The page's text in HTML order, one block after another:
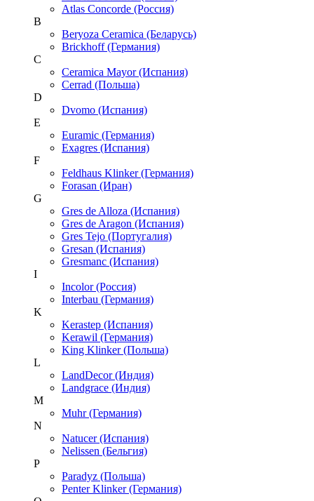
Atlas Concorde (Россия)
B
Beryoza Ceramica (Беларусь)
Brickhoff (Германия)
C
Ceramica Mayor (Испания)
Cerrad (Польша)
D
Dvomo (Испания)
E
Euramic (Германия)
Exagres (Испания)
F
Feldhaus Klinker (Германия)
Forasan (Иран)
G
Gres de Alloza (Испания)
Gres de Aragon (Испания)
Gres Tejo (Португалия)
Gresan (Испания)
Gresmanc (Испания)
I
Incolor (Россия)
Interbau (Германия)
K
Kerastep (Испания)
Kerawil (Германия)
King Klinker (Польша)
L
LandDecor (Индия)
Landgrace (Индия)
M
Muhr (Германия)
N
Natucer (Испания)
Nelissen (Бельгия)
P
Paradyz (Польша)
Penter Klinker (Германия)